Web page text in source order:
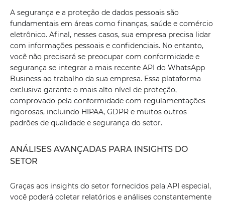
A segurança e a proteção de dados pessoais são
fundamentais em áreas como finanças, saúde e comércio
eletrônico. Afinal, nesses casos, sua empresa precisa lidar
com informações pessoais e confidenciais. No entanto,
você não precisará se preocupar com conformidade e
segurança se integrar a mais recente API do WhatsApp
Business ao trabalho da sua empresa. Essa plataforma
exclusiva garante o mais alto nível de proteção,
comprovado pela conformidade com regulamentações
rigorosas, incluindo HIPAA, GDPR e muitos outros
padrões de qualidade e segurança do setor.
ANÁLISES AVANÇADAS PARA INSIGHTS DO
SETOR
Graças aos insights do setor fornecidos pela API especial,
você poderá coletar relatórios e análises constantemente